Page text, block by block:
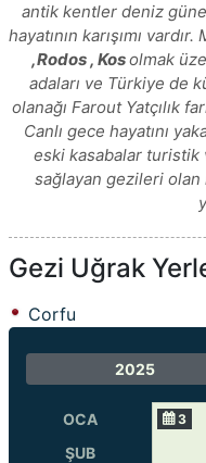
antik kentler deniz
hayatının karışımı
,Rodos , Kosolmak
adaları ve Türkiye de
olanağı Farout Yatçılık
Canlı gece hayatını
eski kasabalar
sağlayan gezileri
Gezi Uğrak
Corfu
2025
OCA
ŞUB
3